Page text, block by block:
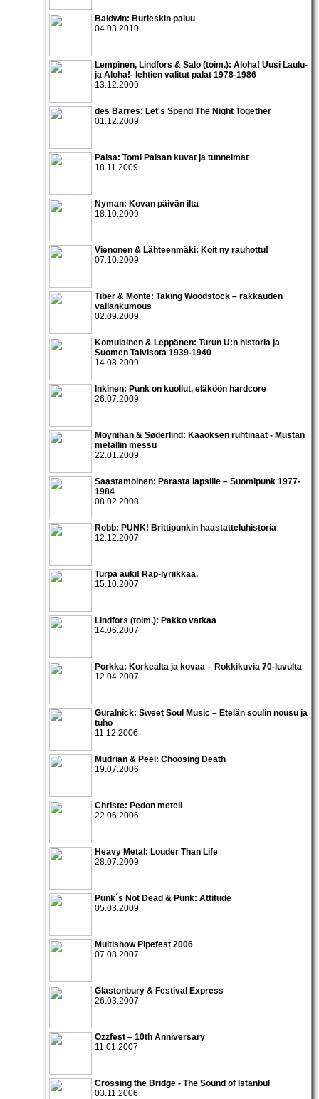
Baldwin: Burleskin paluu
04.03.2010
Lempinen, Lindfors & Salo (toim.): Aloha! Uusi Laulu-
ja Aloha!- lehtien valitut palat 1978-1986
13.12.2009
des Barres: Let's Spend The Night Together
01.12.2009
Palsa: Tomi Palsan kuvat ja tunnelmat
18.11.2009
Nyman: Kovan päivän ilta
18.10.2009
Vienonen & Lähteenmäki: Koit ny rauhottu!
07.10.2009
Tiber & Monte: Taking Woodstock – rakkauden
vallankumous
02.09.2009
Komulainen & Leppänen: Turun U:n historia ja
Suomen Talvisota 1939-1940
14.08.2009
Inkinen: Punk on kuollut, eläköön hardcore
26.07.2009
Moynihan & Søderlind: Kaaoksen ruhtinaat - Mustan
metallin messu
22.01.2009
Saastamoinen: Parasta lapsille – Suomipunk 1977-
1984
08.02.2008
Robb: PUNK! Brittipunkin haastatteluhistoria
12.12.2007
Turpa auki! Rap-lyriikkaa.
15.10.2007
Lindfors (toim.): Pakko vatkaa
14.06.2007
Porkka: Korkealta ja kovaa – Rokkikuvia 70-luvulta
12.04.2007
Guralnick: Sweet Soul Music – Etelän soulin nousu ja
tuho
11.12.2006
Mudrian & Peel: Choosing Death
19.07.2006
Christe: Pedon meteli
22.06.2006
Heavy Metal: Louder Than Life
28.07.2009
Punk´s Not Dead & Punk: Attitude
05.03.2009
Multishow Pipefest 2006
07.08.2007
Glastonbury & Festival Express
26.03.2007
Ozzfest – 10th Anniversary
11.01.2007
Crossing the Bridge - The Sound of Istanbul
03.11.2006